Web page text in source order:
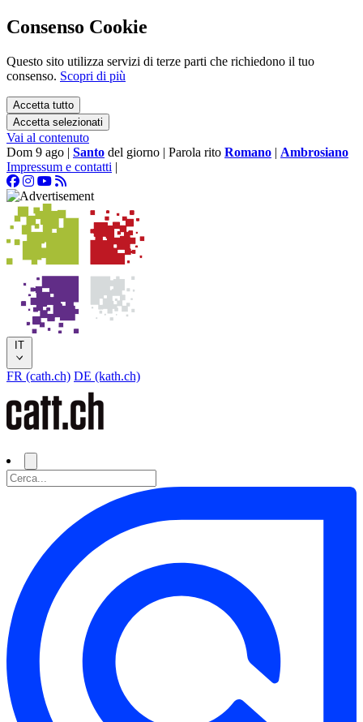
Consenso Cookie
Questo sito utilizza servizi di terze parti che richiedono il tuo
consenso. Scopri di più
Accetta tutto
Accetta selezionati
Vai al contenuto
Dom 9 ago | Santo del giorno | Parola rito Romano | Ambrosiano
Impressum e contatti |
IT
FR (cath.ch) DE (kath.ch)